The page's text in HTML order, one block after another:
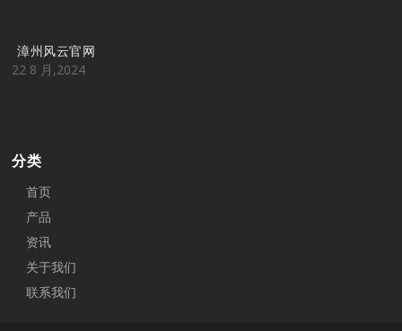
漳州风云官网
22 8 月,2024
分类
首页
产品
资讯
关于我们
联系我们